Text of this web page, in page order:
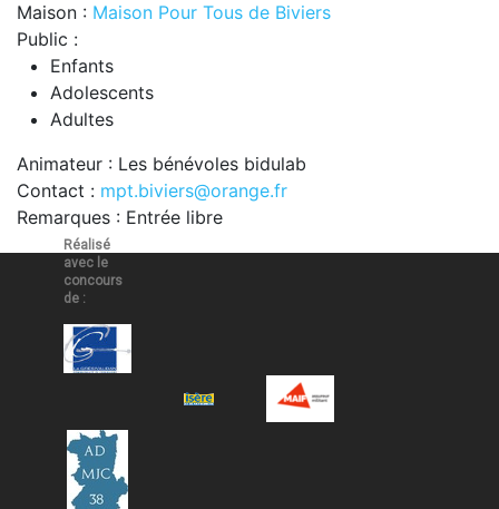
Maison : Maison Pour Tous de Biviers
Public :
Enfants
Adolescents
Adultes
Animateur : Les bénévoles bidulab
Contact : mpt.biviers@orange.fr
Remarques : Entrée libre
Réalisé
avec le
concours
de :